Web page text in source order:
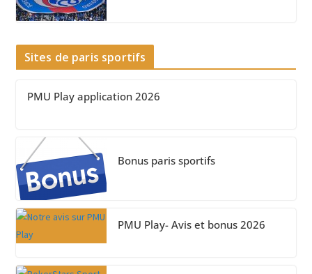
Sites de paris sportifs
PMU Play application 2026
Bonus paris sportifs
PMU Play- Avis et bonus 2026